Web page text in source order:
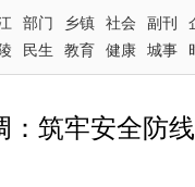
部门 乡镇 社会 副刊
民生 教育 健康 城事
：筑牢安全防